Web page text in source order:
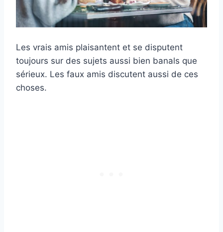
Les vrais amis plaisantent et se disputent
toujours sur des sujets aussi bien banals que
sérieux. Les faux amis discutent aussi de ces
choses.